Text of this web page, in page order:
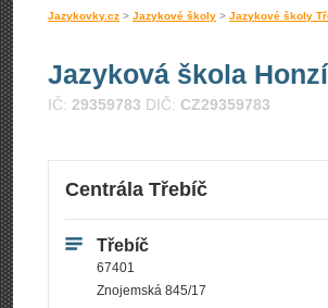
Jazykovky.cz > Jazykové školy > Jazykové školy
Jazyková škola
IČ: 29359783 DIČ: CZ29359783
Centrála Třebíč
Třebíč
67401
Znojemská 845/17